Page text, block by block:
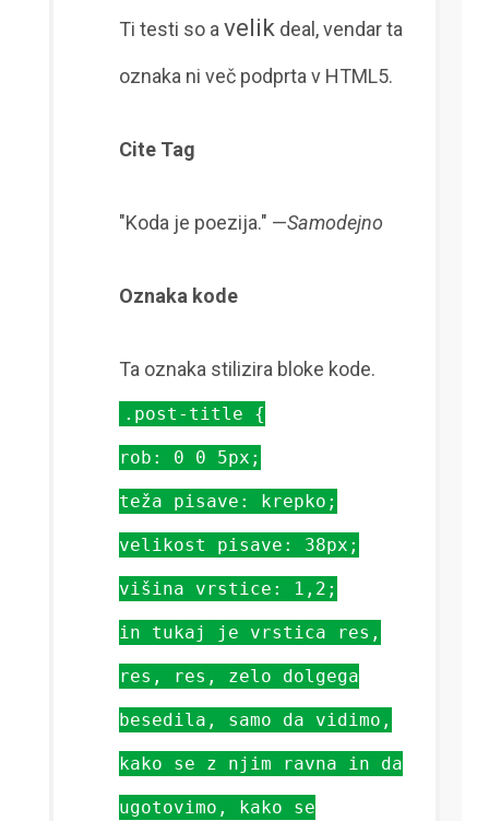
Ti testi so a velik deal, vendar ta
oznaka ni več podprta v HTML5.
Cite Tag
"Koda je poezija." —Samodejno
Oznaka kode
Ta oznaka stilizira bloke kode.
.post-title {
rob: 0 0 5px;
teža pisave: krepko;
velikost pisave: 38px;
višina vrstice: 1,2;
in tukaj je vrstica res,
res, res, zelo dolgega
besedila, samo da vidimo,
kako se z njim ravna in da
ugotovimo, kako se